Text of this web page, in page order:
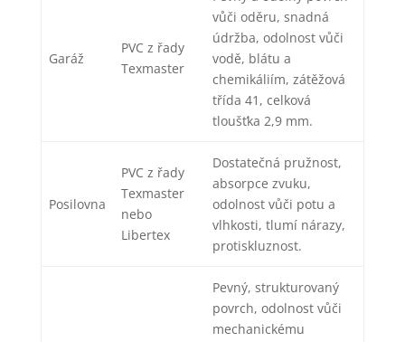
Garáž
PVC z řady
Texmaster
vůči oděru, snadná
údržba, odolnost vůči
vodě, blátu a
chemikáliím, zátěžová
třída 41, celková
tloušťka 2,9 mm.
Posilovna
PVC z řady
Texmaster
nebo
Libertex
Dostatečná pružnost,
absorpce zvuku,
odolnost vůči potu a
vlhkosti, tlumí nárazy,
protiskluznost.
Pevný, strukturovaný
povrch, odolnost vůči
mechanickému